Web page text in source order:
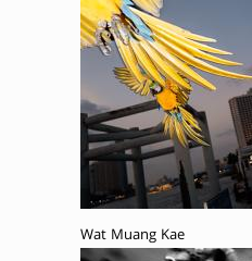
Wat Muang Kae